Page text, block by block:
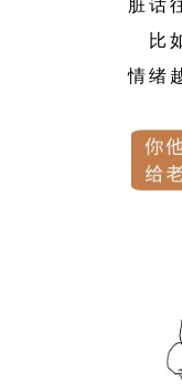
比
情绪